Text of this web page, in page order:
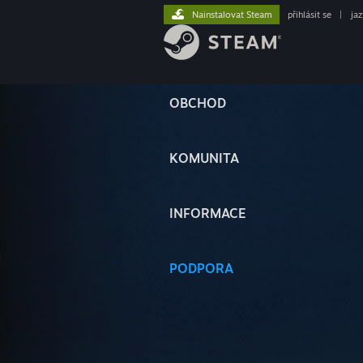
OBCHOD
KOMUNITA
INFORMACE
PODPORA
Nainstalovat Steam přihlásit se